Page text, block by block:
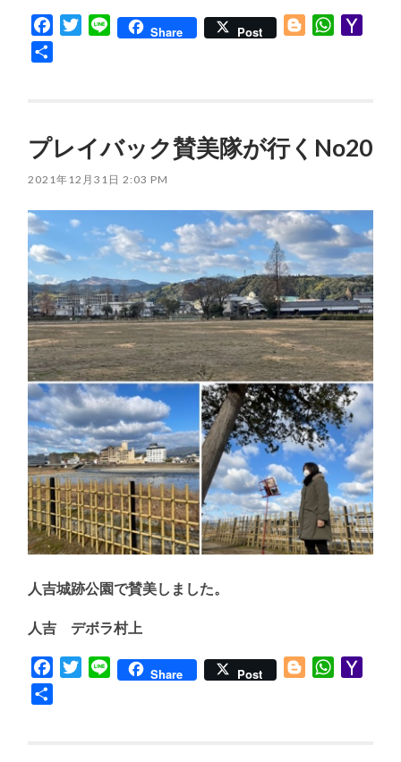
FacebookTwitter
Line Share Post BloggerWhatsApp
プレイバック賛美隊が行くNo20
2021年12月31日 2:03 PM
人吉城跡公園で賛美しました。
人吉 デボラ村上
FacebookTwitter
Line Share Post BloggerWhatsApp